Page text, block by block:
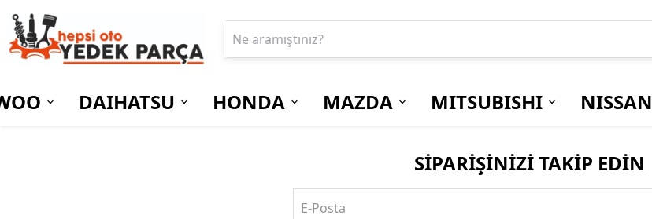
DAIHATSU HONDA MAZDA MITSUBISHI NISSAN
SİPARİŞİNİZİ TAKİP EDİN
E-Posta